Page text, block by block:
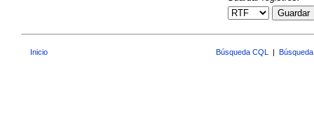
Guardar
Inicio Búsqueda CQL